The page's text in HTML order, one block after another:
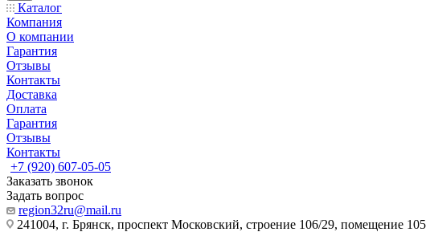
Каталог
Компания
О компании
Гарантия
Отзывы
Контакты
Доставка
Оплата
Гарантия
Отзывы
Контакты
+7 (920) 607-05-05
Заказать звонок
Задать вопрос
region32ru@mail.ru
241004, г. Брянск, проспект Московский, строение 106/29, помещение 105